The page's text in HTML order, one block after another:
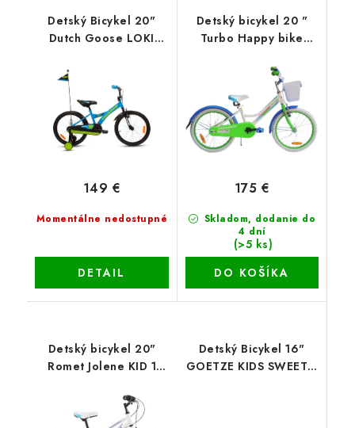
Detský Bicykel 20"
Dutch Goose LOKI
Momentálne nedostupné
149 €
DETAIL
Detský bicykel 20 "
Turbo Happy bike
Skladom, dodanie do
4 dní
(>5 ks)
175 €
DO KOŠÍKA
Detský bicykel 20"
Romet Jolene KID 1
Detský Bicykel 16"
GOETZE KIDS SWEETIE